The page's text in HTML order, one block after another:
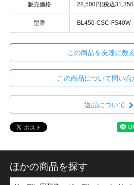
販売価格 28,500円(税込
型番 BL450-CSC-FS40W
この商品を友達に教
この商品について問い合
返品について
ほかの商品を探す